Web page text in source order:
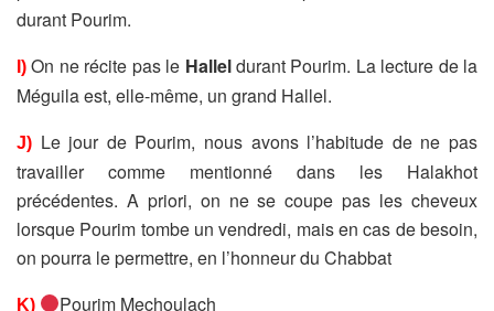
durant Pourim.
I)On ne récite pas le Halleldurant Pourim. La lecture de la
Méguila est, elle-même, un grand Hallel.
J) Le jour de Pourim, nous avons l’habitude de ne pas
travailler comme mentionné dans les Halakhot
précédentes. A priori, on ne se coupe pas les cheveux
lorsque Pourim tombe un vendredi, mais en cas de besoin,
on pourra le permettre, en l’honneur du Chabbat
K) Pourim Mechoulach